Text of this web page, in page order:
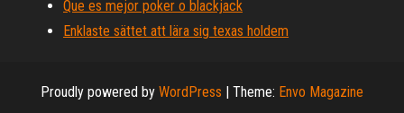
Que es mejor poker o blackjack
Enklaste sättet att lära sig texas holdem
Proudly powered by WordPress | Theme: Envo Magazine